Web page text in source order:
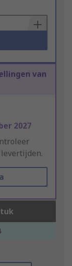
van
2027